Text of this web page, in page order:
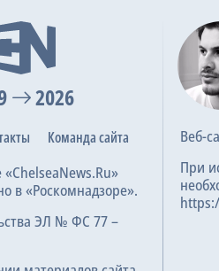
2:1
0:1
5:0
22.12.2024
Серия А, 17 тур
2026
Команда сайта
в «Роскомнадзоре».
ЭЛ № ФС 77 –
Веб-
При